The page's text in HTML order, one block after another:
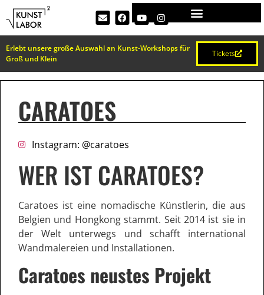
Erlebt unsere große Auswahl an Kunst-Workshops für
Groß und Klein
Tickets
CARATOES
Instagram: @caratoes
WER IST CARATOES?
Caratoes ist eine nomadische Künstlerin, die aus
Belgien und Hongkong stammt. Seit 2014 ist sie in
der Welt unterwegs und schafft international
Wandmalereien und Installationen.
Caratoes neustes Projekt